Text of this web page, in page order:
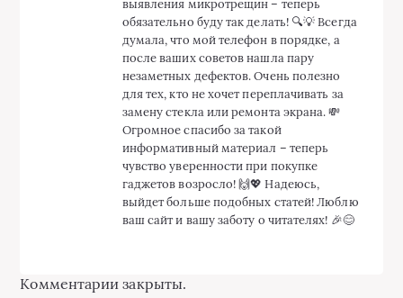
выявления микротрещин – теперь
обязательно буду так делать! 🔍💡 Всегда
думала, что мой телефон в порядке, а
после ваших советов нашла пару
незаметных дефектов. Очень полезно
для тех, кто не хочет переплачивать за
замену стекла или ремонта экрана. 💸
Огромное спасибо за такой
информативный материал – теперь
чувство уверенности при покупке
гаджетов возросло! 🙌💖 Надеюсь,
выйдет больше подобных статей! Люблю
ваш сайт и вашу заботу о читателях! 🎉😊
Комментарии закрыты.